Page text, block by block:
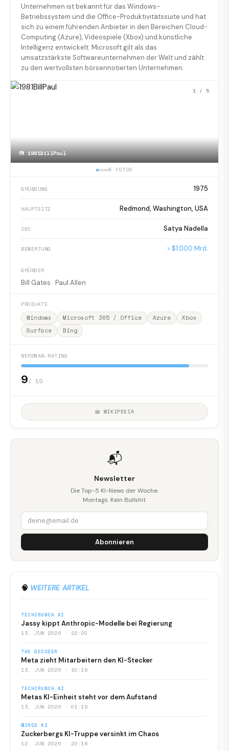
Unternehmen ist bekannt für das Windows-
Betriebssystem und die Office-Produktivitätssuite und hat
sich zu einem führenden Anbieter in den Bereichen Cloud-
Computing (Azure), Videospiele (Xbox) und künstliche
Intelligenz entwickelt. Microsoft gilt als das
umsatzstärkste Softwareunternehmen der Welt und zählt
zu den wertvollsten börsennotierten Unternehmen.
📷1981BillPaul
1 / 5
5 FOTOS
GRÜNDUNG 1975
HAUPTSITZ Redmond, Washington, USA
CEO Satya Nadella
BEWERTUNG > $1.000 Mrd.
GRÜNDER
Bill Gates · Paul Allen
PRODUKTE
Windows Microsoft 365 / Office Azure
Xbox
Surface
Bing
NERDMAN-RATING
9/ 10
📖 WIKIPEDIA
📬
Newsletter
Die Top-5 KI-News der Woche.
Montags. Kein Bullshit.
Abonnieren
🧠 WEITERE ARTIKEL
TECHCRUNCH AI
Jassy kippt Anthropic-Modelle bei Regierung
13. JUN 2026 · 22:20
THE DECODER
Meta zieht Mitarbeitern den KI-Stecker
13. JUN 2026 · 10:18
TECHCRUNCH AI
Metas KI-Einheit steht vor dem Aufstand
13. JUN 2026 · 01:19
WIRED AI
Zuckerbergs KI-Truppe versinkt im Chaos
12. JUN 2026 · 22:18